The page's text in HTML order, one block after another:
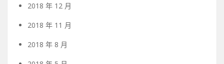
2018 年 12 月
2018 年 11 月
2018 年 8 月